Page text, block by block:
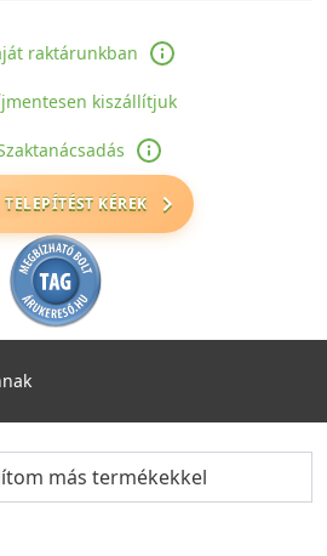
raktárunkban
kiszállítjuk
TELEPÍTÉST KÉREK
más termékekkel